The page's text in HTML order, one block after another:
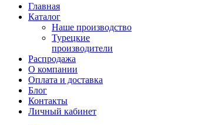
Главная
Каталог
Наше производство
Турецкие
производители
Распродажа
О компании
Оплата и доставка
Блог
Контакты
Личный кабинет